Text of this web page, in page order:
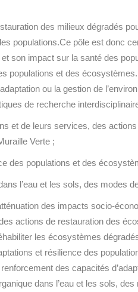
des milieux dégradés
populations.Ce pôle est donc
son impact sur la santé des
populations et des
ou la gestion de
de recherche
et de leurs services, des
Verte ;
des populations et des
l’eau et les sols, des
des impacts socio-
actions de restauration des
les écosystèmes
et résilience des
des capacités
dans l’eau et les sols,